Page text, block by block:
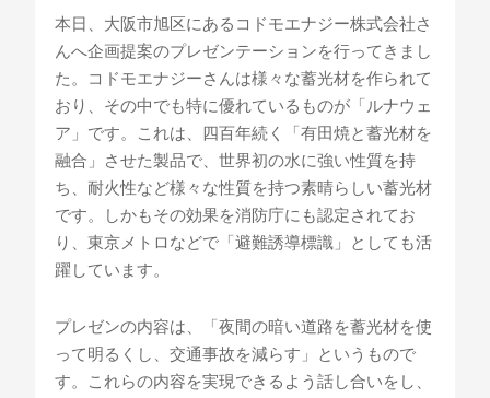
本日、大阪市旭区にあるコドモエナジー株式会社さ
んへ企画提案のプレゼンテーションを行ってきまし
た。コドモエナジーさんは様々な蓄光材を作られて
おり、その中でも特に優れているものが「ルナウェ
ア」です。これは、四百年続く「有田焼と蓄光材を
融合」させた製品で、世界初の水に強い性質を持
ち、耐火性など様々な性質を持つ素晴らしい蓄光材
です。しかもその効果を消防庁にも認定されてお
り、東京メトロなどで「避難誘導標識」としても活
躍しています。
プレゼンの内容は、「夜間の暗い道路を蓄光材を使
って明るくし、交通事故を減らす」というもので
す。これらの内容を実現できるよう話し合いをし、